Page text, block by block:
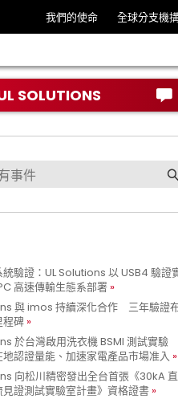
我們的使命 全球分支機
SOLUTIONS
驗證：UL Solutions 以 USB4 驗證
高速傳輸生態系部署
與 imos 持續深化合作 三年驗證
程碑
於台灣啟用洗衣機 BSMI 測試實驗
認證量能、加速家電產品市場准入
向松川精密發出全台首張《30kA 直
證測試實驗室計畫》資格證書